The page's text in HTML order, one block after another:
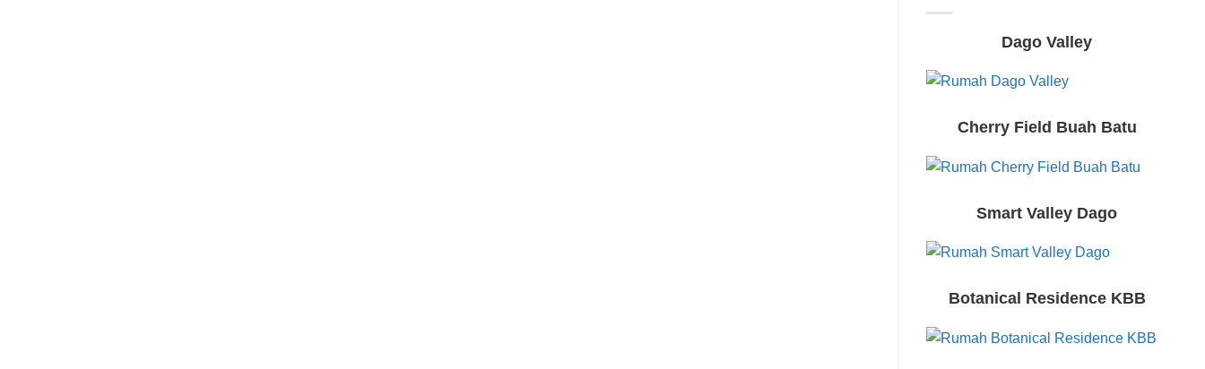
Dago Valley
Cherry Field Buah Batu
Smart Valley Dago
Botanical Residence KBB